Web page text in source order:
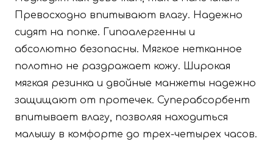
Превосходно впитывают влагу. Надежно
сидят на попке. Гипоалергенны и
абсолютно безопасны. Мягкое нетканное
полотно не раздражает кожу. Широкая
мягкая резинка и двойные манжеты надежно
защищают от протечек. Суперабсорбент
впитывает влагу, позволяя находиться
малышу в комфорте до трех-четырех часов.